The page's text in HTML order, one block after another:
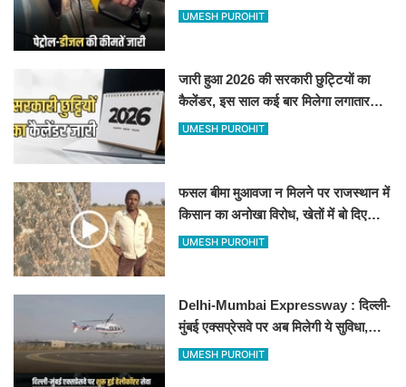
जानिए बीकानेर समेत पुरे प्रदेश में नए रेट
UMESH PUROHIT
जारी हुआ 2026 की सरकारी छुट्टियों का
कैलेंडर, इस साल कई बार मिलेगा लगातार
अवकाश, देखें
UMESH PUROHIT
फसल बीमा मुआवजा न मिलने पर राजस्थान में
किसान का अनोखा विरोध, खेतों में बो दिए
500-500 रुपए के नोट, वीडियो वायरल
UMESH PUROHIT
Delhi-Mumbai Expressway : दिल्ली-
मुंबई एक्सप्रेसवे पर अब मिलेगी ये सुविधा,
हेलीकॉप्टर सर्विस से तुरंत घायल पहुंचेगा
UMESH PUROHIT